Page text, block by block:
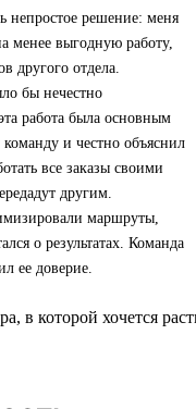
решение: меня
менее выгодную работу,
другого отдела.
бы нечестно
работа была основным
и честно объяснил
все заказы своими
другим.
маршруты,
о результатах. Команда
ее доверие.